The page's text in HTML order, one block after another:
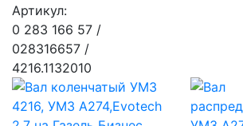
Артикул:
0 283 166 57 /
028316657 /
4216.1132010